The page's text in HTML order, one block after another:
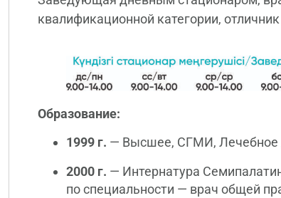
квалификационной категории,
Образование:
1999 г. — Высшее, СГМИ, Лечебное
2000 г. — Интернатура
по специальности — врач общей